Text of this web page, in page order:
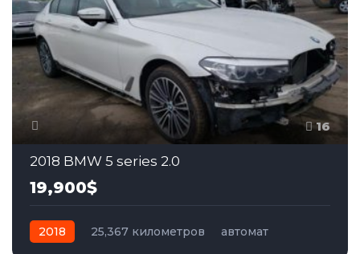
16
2018 BMW 5 series 2.0
19,900$
2018 25,367 километров
автомат